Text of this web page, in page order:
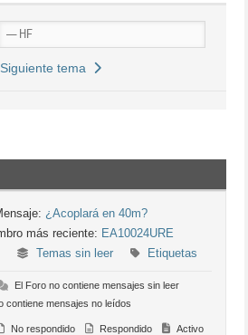
Siguiente tema
¿Acoplará en 40m?
más reciente: EA10024URE
Temas sin leer Etiquetas
El Foro no contiene mensajes sin leer
contiene mensajes no leídos
No respondido Respondido
Activo